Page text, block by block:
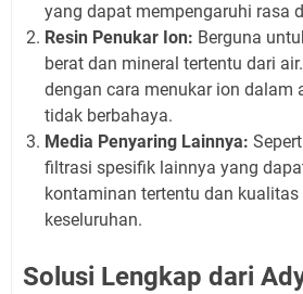
yang dapat mempengaruhi rasa
Resin Penukar Ion: Berguna
berat dan mineral tertentu dari
dengan cara menukar ion dalam
tidak berbahaya.
Media Penyaring Lainnya:
filtrasi spesifik lainnya yang
kontaminan tertentu dan kualitas
keseluruhan.
Solusi Lengkap dari